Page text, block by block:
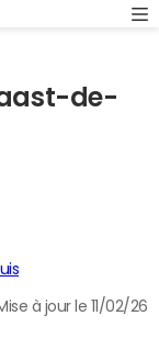
de-
à jour le 11/02/26